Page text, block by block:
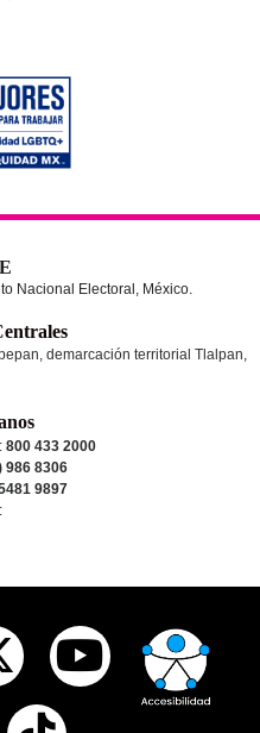
Nacional Electoral, México.
demarcación territorial Tlalpan,
800 433 2000
986 8306
9897